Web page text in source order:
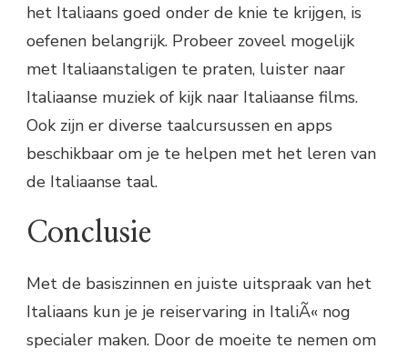
het Italiaans goed onder de knie te krijgen, is
oefenen belangrijk. Probeer zoveel mogelijk
met Italiaanstaligen te praten, luister naar
Italiaanse muziek of kijk naar Italiaanse films.
Ook zijn er diverse taalcursussen en apps
beschikbaar om je te helpen met het leren van
de Italiaanse taal.
Conclusie
Met de basiszinnen en juiste uitspraak van het
Italiaans kun je je reiservaring in ItaliÃ« nog
specialer maken. Door de moeite te nemen om